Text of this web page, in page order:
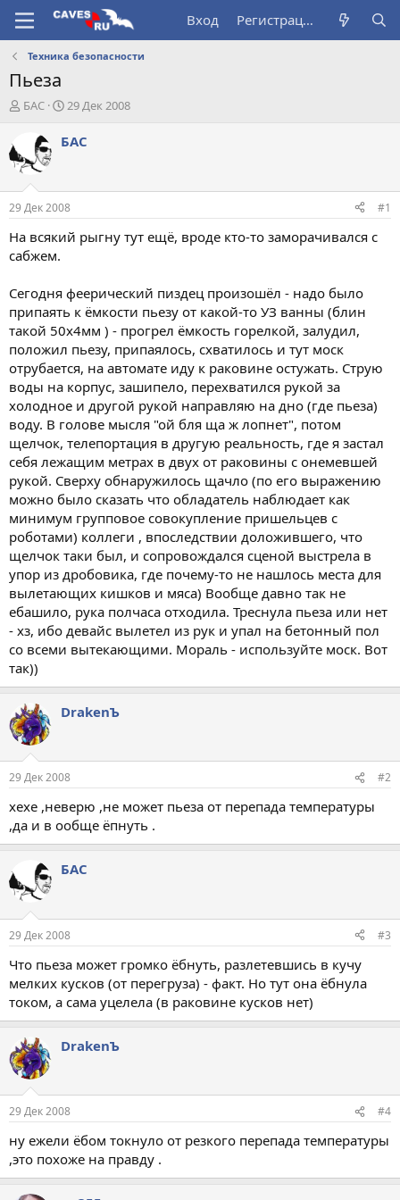
Вход Регистрация
Техника безопасности
Пьеза
А
о
р
т
е
м
ы
БАС
Д
т
ч
а
л
29 Дек 2008
БАС
29 Дек 2008 #1
На всякий рыгну тут ещё, вроде кто-то заморачивался с
сабжем.
Сегодня феерический пиздец произошёл - надо было
припаять к ёмкости пьезу от какой-то УЗ ванны (блин
такой 50х4мм ) - прогрел ёмкость горелкой, залудил,
положил пьезу, припаялось, схватилось и тут моск
отрубается, на автомате иду к раковине остужать. Струю
воды на корпус, зашипело, перехватился рукой за
холодное и другой рукой направляю на дно (где пьеза)
воду. В голове мысля "ой бля ща ж лопнет", потом
щелчок, телепортация в другую реальность, где я застал
себя лежащим метрах в двух от раковины с онемевшей
рукой. Сверху обнаружилось щачло (по его выражению
можно было сказать что обладатель наблюдает как
минимум групповое совокупление пришельцев с
роботами) коллеги , впоследствии доложившего, что
щелчок таки был, и сопровождался сценой выстрела в
упор из дробовика, где почему-то не нашлось места для
вылетающих кишков и мяса) Вообще давно так не
ебашило, рука полчаса отходила. Треснула пьеза или нет
- хз, ибо девайс вылетел из рук и упал на бетонный пол
со всеми вытекающими. Мораль - используйте моск. Вот
так))
DrakenЪ
29 Дек 2008 #2
хехе ,неверю ,не может пьеза от перепада температуры
,да и в ообще ёпнуть .
БАС
29 Дек 2008 #3
Что пьеза может громко ёбнуть, разлетевшись в кучу
мелких кусков (от перегруза) - факт. Но тут она ёбнула
током, а сама уцелела (в раковине кусков нет)
DrakenЪ
29 Дек 2008 #4
ну ежели ёбом токнуло от резкого перепада температуры
,это похоже на правду .